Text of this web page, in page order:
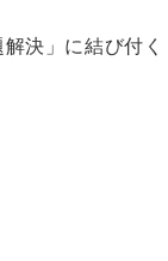
決」に結び付く